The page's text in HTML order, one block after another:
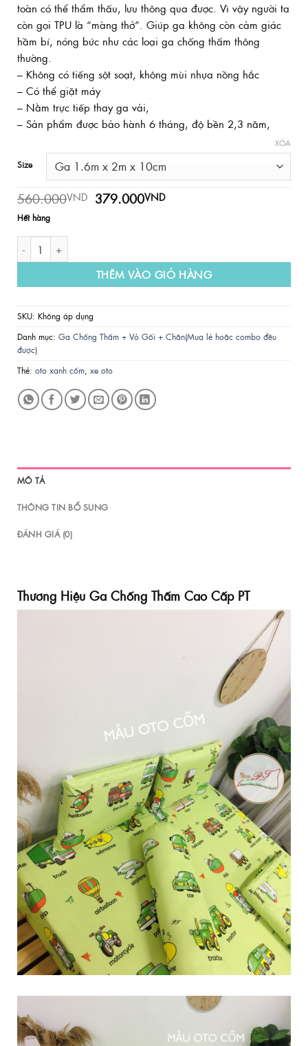
toàn có thể thẩm thấu, lưu thông qua được. Vì vậy người ta
còn gọi TPU là “màng thở”. Giúp ga không còn cảm giác
hầm bí, nóng bức như các loại ga chống thấm thông
thường.
– Không có tiếng sột soạt, không mùi nhựa nồng hắc
– Có thể giặt máy
– Nằm trực tiếp thay ga vải,
– Sản phẩm được bảo hành 6 tháng, độ bền 2,3 năm,
Size
XÓA
560.000VND Giá
379.000VNDGiá
Hết hàng
THÊM VÀO GIỎ HÀNG
SKU: Không áp dụng
Danh mục: Ga Chống Thấm + Vỏ Gối + Chăn(Mua lẻ hoặc combo đều
được)
Thẻ: oto xanh cốm, xe oto
MÔ TẢ
THÔNG TIN BỔ SUNG
ĐÁNH GIÁ (0)
Thương Hiệu Ga Chống Thấm Cao Cấp PT